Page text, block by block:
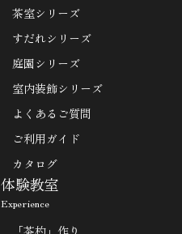
茶室シリーズ
すだれシリーズ
庭園シリーズ
室内装飾シリーズ
よくあるご質問
ご利用ガイド
カタログ
体験教室
Experience